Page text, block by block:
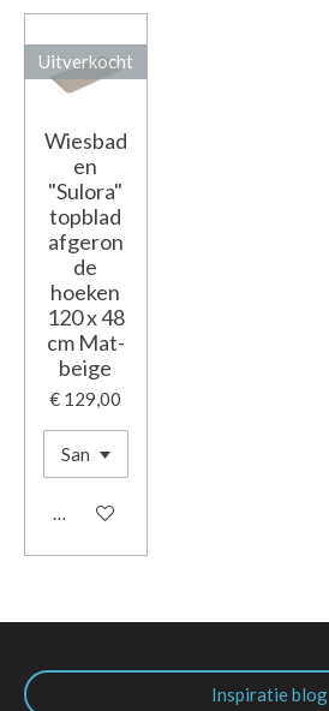
Uitverkocht
Wiesbad
en
"Sulora"
topblad
afgeron
de
hoeken
120 x 48
cm Mat-
beige
€ 129,00
Houd mij op de hoogte
Inspiratie blog